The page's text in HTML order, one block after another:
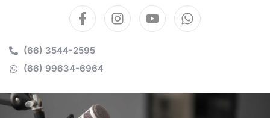
(66) 3544-2595
(66) 99634-6964